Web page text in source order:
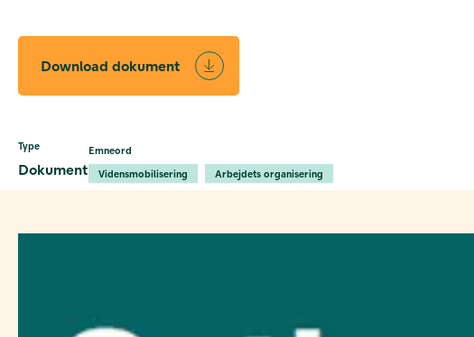
Download dokument
Type
Dokument
Emneord
Vidensmobilisering
Arbejdets organisering